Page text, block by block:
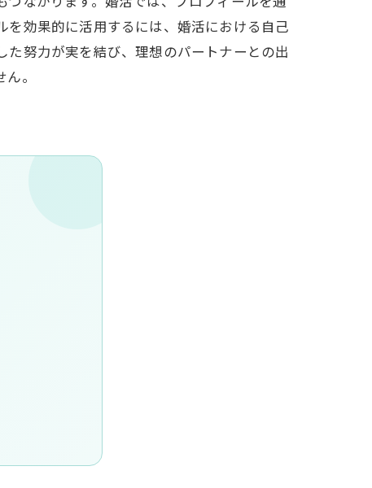
効果的に活用するには、婚活における自己
努力が実を結び、理想のパートナーとの出
。